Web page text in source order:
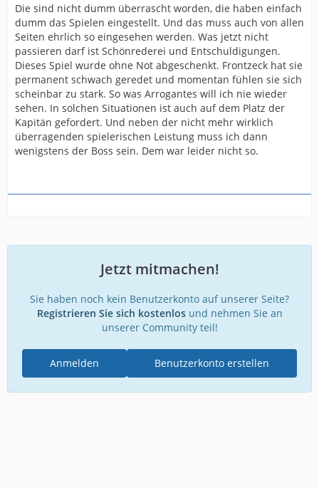
Die sind nicht dumm überrascht worden, die haben einfach
dumm das Spielen eingestellt. Und das muss auch von allen
Seiten ehrlich so eingesehen werden. Was jetzt nicht
passieren darf ist Schönrederei und Entschuldigungen.
Dieses Spiel wurde ohne Not abgeschenkt. Frontzeck hat sie
permanent schwach geredet und momentan fühlen sie sich
scheinbar zu stark. So was Arrogantes will ich nie wieder
sehen. In solchen Situationen ist auch auf dem Platz der
Kapitän gefordert. Und neben der nicht mehr wirklich
überragenden spielerischen Leistung muss ich dann
wenigstens der Boss sein. Dem war leider nicht so.
Jetzt mitmachen!
Sie haben noch kein Benutzerkonto auf unserer Seite?
Registrieren Sie sich kostenlosund nehmen Sie an
unserer Community teil!
Benutzerkonto erstellen
Anmelden